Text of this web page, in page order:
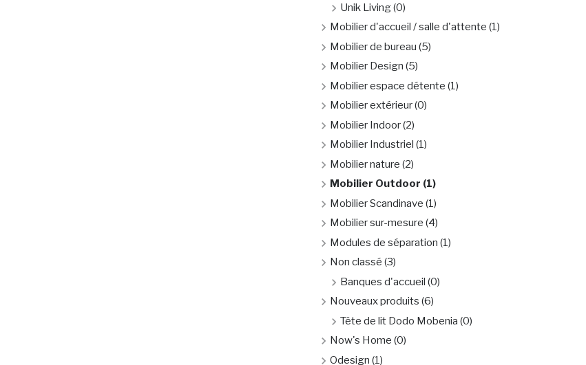
Unik Living(0)
Mobilier d'accueil / salle d'attente (1)
Mobilier de bureau (5)
Mobilier Design (5)
Mobilier espace détente (1)
Mobilier extérieur(0)
Mobilier Indoor(2)
Mobilier Industriel (1)
Mobilier nature (2)
Mobilier Outdoor (1)
Mobilier Scandinave (1)
Mobilier sur-mesure (4)
Modules de séparation (1)
Non classé (3)
Banques d'accueil (0)
Nouveaux produits (6)
Tête de lit Dodo Mobenia (0)
Now's Home (0)
Odesign (1)